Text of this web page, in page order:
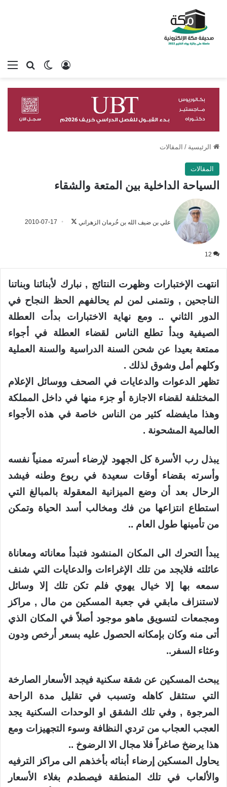
بحثالوضع
تسجيل الدخول
الرئيسية / المقالات
المقالات
السياحة الداخلية بين المتعة والشقاء
علي بن ضيف الله بن خُرمان الزهراني
على
2010-07-17
12
انتهت الإختبارات وظهرت النتائج , نبارك لأبنائنا وبناتنا
الناجحين , ونتمنى لمن لم يحالفهم الحظ النجاح في
الدور الثاني .. ومع نهاية الاختبارات بدأت العطلة
الصيفية وبدأ تطلع الناس لقضاء العطلة في أجواء
ممتعة بعيدا عن شحن السنة الدراسية والسنة العملية
وكلهم أمل وشوق لذلك .
تظهر الدعوات والدعايات في الصحف ووسائل الإعلام
المختلفة لقضاء الاجازة أو جزء منها في داخل المملكة
وهذا مايفضله كثير من الناس خاصة في هذه الأجواء
العالمية المشحونة .
يبذل رب الأسرة كل الجهود لإرضاء أسرته ممنياً نفسه
وأسرته بقضاء أوقات سعيدة في ربوع وطنه فيشد
الرحال بعد أن وضع الميزانية المعقولة بالمبالغ التي
استطاع انتزاعها من فك ومخالب أسد الحياة وتمكن
من تأمينها طول العام ..
يبدأ التحرك الى المكان المنشود فتبدأ معاناته ومعاناة
عائلته فلايجد من تلك الإغراءات والدعايات التي شنف
سمعه بها إلا خيال يهوي فلم تكن تلك إلا وسائل
لاستنزاف مابقي في جعبة المسكين من مال , مراكز
ومجمعات لتسويق ماهو موجود أصلاً في المكان الذي
أتى منه وكان بإمكانه الحصول عليه بسعر أرخص ودون
وعثاء السفر..
يبحث المسكين عن شقة سكنية فيجد الأسعار الصارخة
التي ستثقل كاهله وتسبب في تقليل مدة الراحة
المرجوة , وفي تلك الشقق او الوحدات السكنية يجد
العجب العجاب من تردي النظافة وسوء التجهيزات ومع
هذا يرضخ صاغراً فلا مجال الا الرضوخ ..
يحاول المسكين إرضاء أبنائه بأخذهم الى مراكز الترفيه
والألعاب في تلك المنطقة فيصطدم بغلاء الأسعار